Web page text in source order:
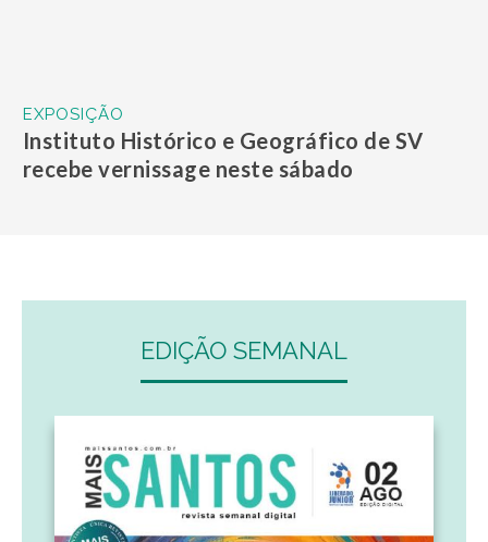
Folheie e leia a Edição Semanal
gratuitamente